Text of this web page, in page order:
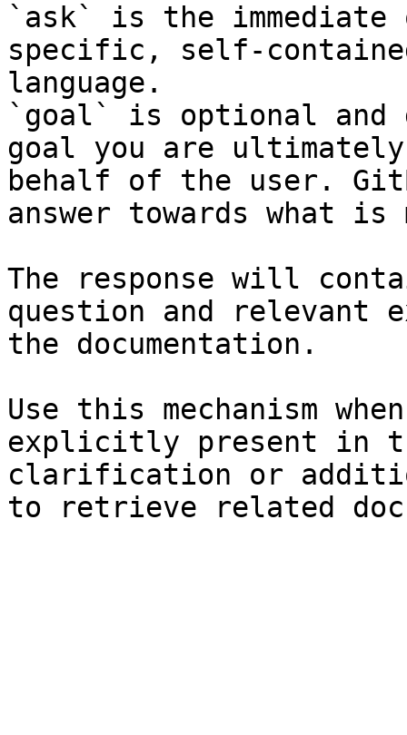
`ask` is the
specific, self-
language.
`goal` is optional and
goal you are
behalf of the user.
answer towards what
The response will
question and relevant
the documentation.
Use this mechanism
explicitly present in
clarification or